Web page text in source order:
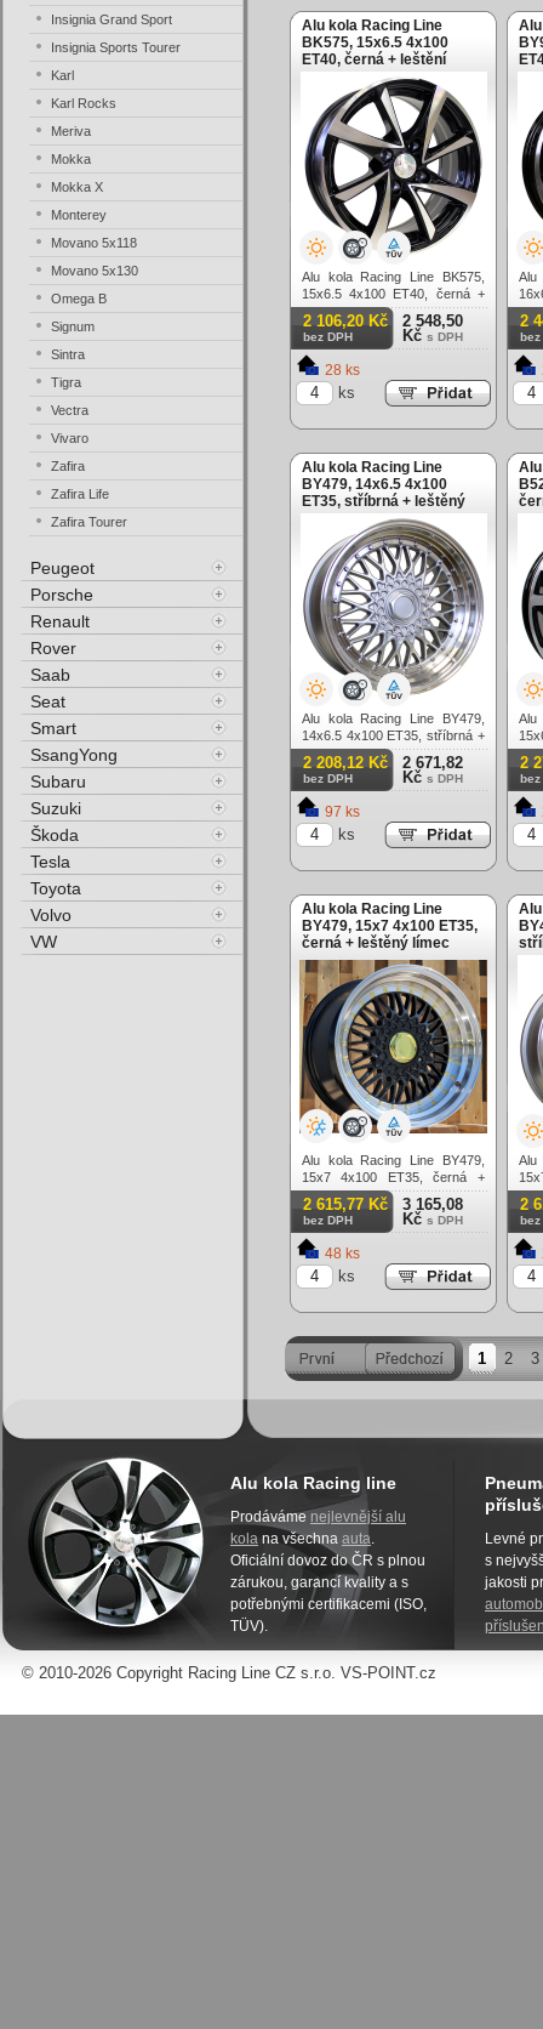
Alu kola Racing Line
BK575, 15x6.5 4x100
ET40, černá + leštění
Alu kola Racing Line BK575,
15x6.5 4x100 ET40, černá +
leštění
2 106,20 Kč
bez DPH
2 548,50
Kč s DPH
28 ks
ks
Alu
2
bez
Alu kola Racing Line
BY479, 14x6.5 4x100
ET35, stříbrná + leštěný
Alu kola Racing Line BY479,
14x6.5 4x100 ET35, stříbrná +
leštěný límec
2 208,12 Kč
bez DPH
2 671,82
Kč s DPH
97 ks
ks
Alu
2
bez
Alu kola Racing Line
BY479, 15x7 4x100 ET35,
černá + leštěný límec
Alu kola Racing Line BY479,
15x7 4x100 ET35, černá +
leštěný límec
2 615,77 Kč
bez DPH
3 165,08
Kč s DPH
48 ks
ks
Alu
2
bez
1 2 3
Insignia Grand Sport
Insignia Sports Tourer
Karl
Karl Rocks
Meriva
Mokka
Mokka X
Monterey
Movano 5x118
Movano 5x130
Omega B
Signum
Sintra
Tigra
Vectra
Vivaro
Zafira
Zafira Life
Zafira Tourer
Peugeot
Porsche
Renault
Rover
Saab
Seat
Smart
SsangYong
Subaru
Suzuki
Škoda
Tesla
Toyota
Volvo
VW
Alu kola Racing line
Prodáváme nejlevnější alu
kola na všechna auta.
Oficiální dovoz do ČR s plnou
zárukou, garancí kvality a s
potřebnými certifikacemi (ISO,
TÜV).
Levné
s
jakosti
© 2010-2026 Copyright Racing Line CZ s.r.o. VS-POINT.cz